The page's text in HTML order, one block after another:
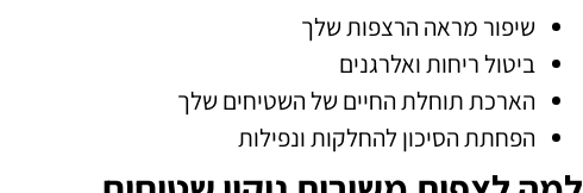
שיפור מראה הרצפות שלך
ביטול ריחות ואלרגנים
הארכת תוחלת החיים של השטיחים שלך
הפחתת הסיכון להחלקות ונפילות